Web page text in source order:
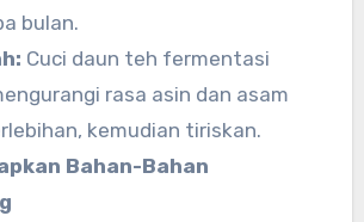
bulan.
Cuci daun teh fermentasi
rasa asin dan asam
kemudian tiriskan.
Bahan-Bahan